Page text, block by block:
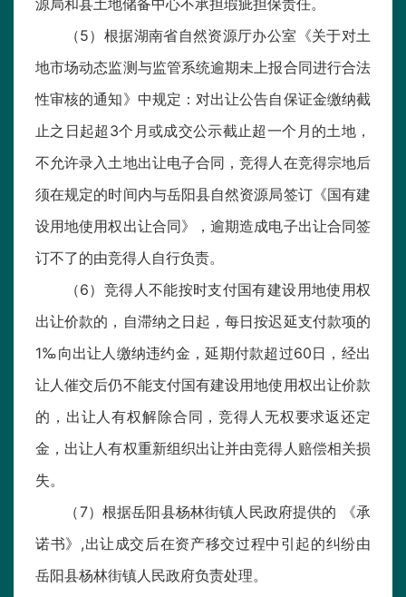
源局和县土地储备中心不承担瑕疵担保责任。
（5）根据湖南省自然资源厅办公室《关于对土
地市场动态监测与监管系统逾期未上报合同进行合法
性审核的通知》中规定：对出让公告自保证金缴纳截
止之日起超3个月或成交公示截止超一个月的土地，
不允许录入土地出让电子合同，竞得人在竞得宗地后
须在规定的时间内与岳阳县自然资源局签订《国有建
设用地使用权出让合同》，逾期造成电子出让合同签
订不了的由竞得人自行负责。
（6）竞得人不能按时支付国有建设用地使用权
出让价款的，自滞纳之日起，每日按迟延支付款项的
1‰向出让人缴纳违约金，延期付款超过60日，经出
让人催交后仍不能支付国有建设用地使用权出让价款
的，出让人有权解除合同，竞得人无权要求返还定
金，出让人有权重新组织出让并由竞得人赔偿相关损
失。
（7）根据岳阳县杨林街镇人民政府提供的 《承
诺书》,出让成交后在资产移交过程中引起的纠纷由
岳阳县杨林街镇人民政府负责处理。